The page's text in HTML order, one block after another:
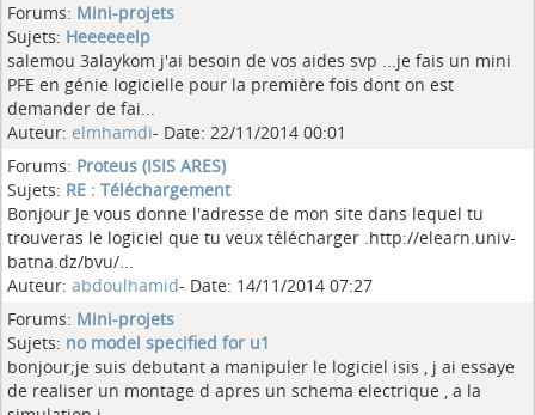
Forums: Mini-projets
Sujets: Heeeeeelp
salemou 3alaykom j'ai besoin de vos aides svp ...je fais un mini
PFE en génie logicielle pour la première fois dont on est
demander de fai...
Auteur: elmhamdi- Date: 22/11/2014 00:01
Forums: Proteus (ISIS ARES)
Sujets: RE : Téléchargement
Bonjour Je vous donne l'adresse de mon site dans lequel tu
trouveras le logiciel que tu veux télécharger .http://elearn.univ-
batna.dz/bvu/...
Auteur: abdoulhamid- Date: 14/11/2014 07:27
Forums: Mini-projets
Sujets: no model specified for u1
bonjour;je suis debutant a manipuler le logiciel isis , j ai essaye
de realiser un montage d apres un schema electrique , a la